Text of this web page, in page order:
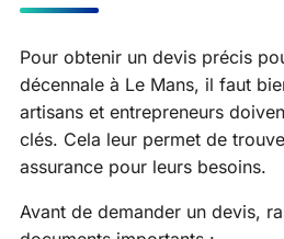
Pour obtenir un devis précis
décennale à Le Mans, il faut
artisans et entrepreneurs
clés. Cela leur permet de
assurance pour leurs besoins.
Avant de demander un devis,